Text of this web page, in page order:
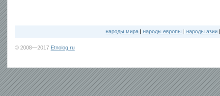
народы мира | народы европы | народы азии
© 2008—2017 Etnolog.ru